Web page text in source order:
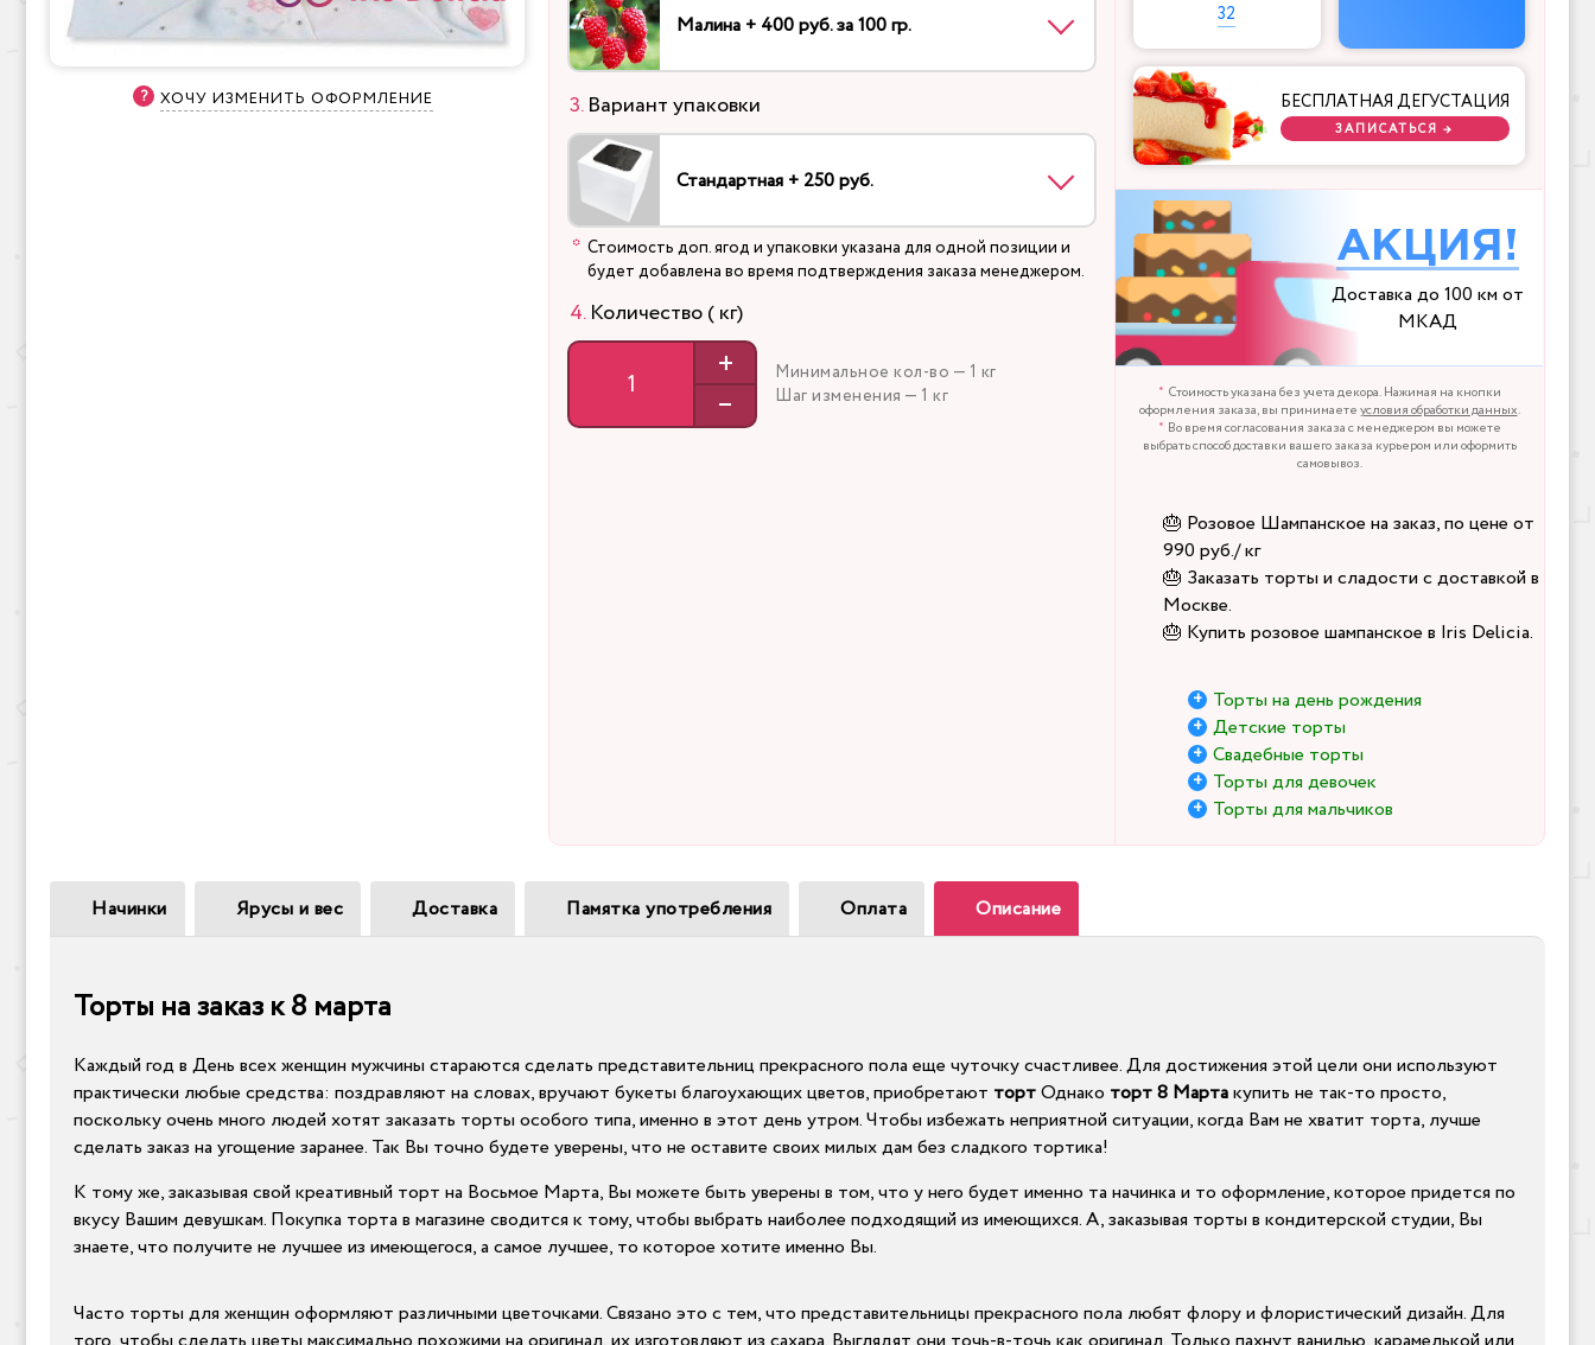
ХОЧУ ИЗМЕНИТЬ ОФОРМЛЕНИЕ
Малина + 400 руб. за 100 гр.
Вариант упаковки
Стандартная + 250 руб.
Стоимость доп. ягод и упаковки указана для одной позиции и
будет добавлена во время подтверждения заказа менеджером.
Количество ( кг)
+
–
Минимальное кол-во — 1 кг
Шаг изменения — 1 кг
32
БЕСПЛАТНАЯ ДЕГУСТАЦИЯ
ЗАПИСАТЬСЯ →
АКЦИЯ!
Доставка до 100 км от
МКАД
Стоимость указана без учета декора. Нажимая на кнопки
оформления заказа, вы принимаетеусловия обработки данных.
Во время согласования заказа с менеджером вы можете
выбрать способ доставки вашего заказа курьером или оформить
самовывоз.
🎂 Розовое Шампанское на заказ, по цене от
990 руб./ кг
🎂 Заказать торты и сладости с доставкой в
Москве.
🎂 Купить розовое шампанское в Iris Delicia.
Торты на день рождения
Детские торты
Свадебные торты
Торты для девочек
Торты для мальчиков
Начинки Ярусы и вес Доставка Памятка употребления Оплата Описание
Торты на заказ к 8 марта
Каждый год в День всех женщин мужчины стараются сделать представительниц прекрасного пола еще чуточку счастливее. Для достижения этой цели они используют
практически любые средства: поздравляют на словах, вручают букеты благоухающих цветов, приобретают тортОднако торт 8 Мартакупить не так-то просто,
поскольку очень много людей хотят заказать торты особого типа, именно в этот день утром. Чтобы избежать неприятной ситуации, когда Вам не хватит торта, лучше
сделать заказ на угощение заранее. Так Вы точно будете уверены, что не оставите своих милых дам без сладкого тортика!
К тому же, заказывая свой креативный торт на Восьмое Марта, Вы можете быть уверены в том, что у него будет именно та начинка и то оформление, которое придется по
вкусу Вашим девушкам. Покупка торта в магазине сводится к тому, чтобы выбрать наиболее подходящий из имеющихся. А, заказывая торты в кондитерской студии, Вы
знаете, что получите не лучшее из имеющегося, а самое лучшее, то которое хотите именно Вы.
Часто торты для женщин оформляют различными цветочками. Связано это с тем, что представительницы прекрасного пола любят флору и флористический дизайн. Для